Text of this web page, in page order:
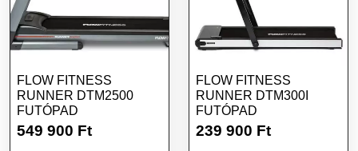
FLOW FITNESS
RUNNER DTM2500
FUTÓPAD
549 900 Ft
FLOW FITNESS
RUNNER DTM300I
FUTÓPAD
239 900 Ft